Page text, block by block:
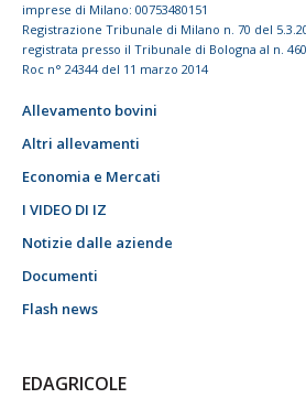
imprese di Milano: 00753480151
Registrazione Tribunale di Milano n. 70 del
registrata presso il Tribunale di Bologna al n.
Roc n° 24344 del 11 marzo 2014
Allevamento bovini
Altri allevamenti
Economia e Mercati
I VIDEO DI IZ
Notizie dalle aziende
Documenti
Flash news
EDAGRICOLE